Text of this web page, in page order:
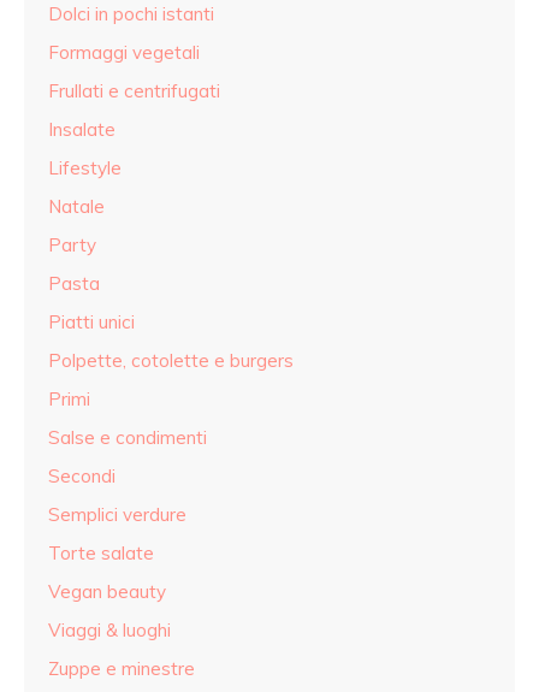
Dolci in pochi istanti
Formaggi vegetali
Frullati e centrifugati
Insalate
Lifestyle
Natale
Party
Pasta
Piatti unici
Polpette, cotolette e burgers
Primi
Salse e condimenti
Secondi
Semplici verdure
Torte salate
Vegan beauty
Viaggi & luoghi
Zuppe e minestre